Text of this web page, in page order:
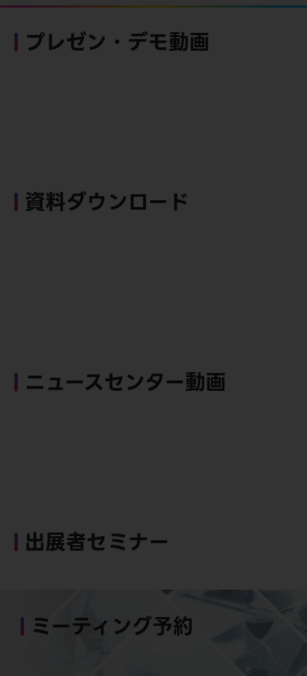
プレゼン・デモ動画
資料ダウンロード
ニュースセンター動画
出展者セミナー
ミーティング予約